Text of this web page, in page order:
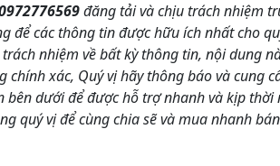
đăng tải và chịu trách nhiệm
để các thông tin được hữu ích nhất cho
nhiệm về bất kỳ thông tin, nội dung
xác, Quý vị hãy thông báo và cung
dưới để được hỗ trợ nhanh và kịp thời
quý vị để cùng chia sẽ và mua nhanh